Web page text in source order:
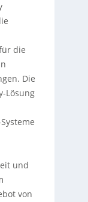
die
Die
Lösung
und
von